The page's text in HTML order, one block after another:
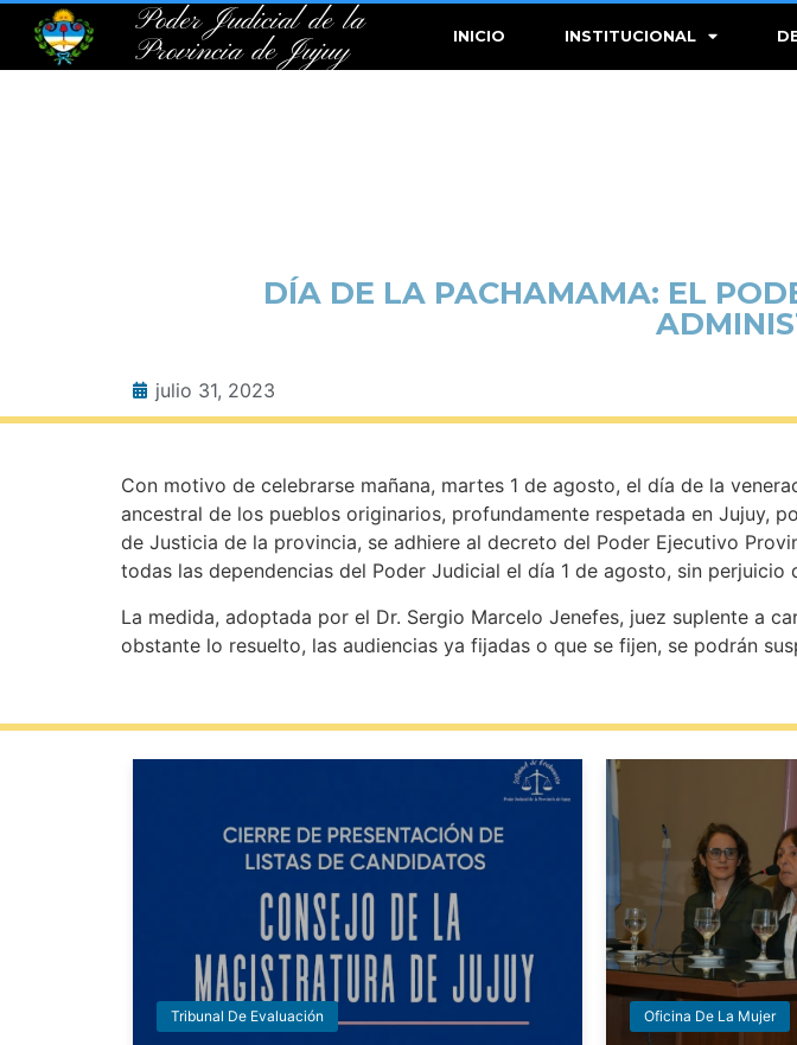
Poder Judicial de la
Provincia de Jujuy
INICIO INSTITUCIONAL
DÍA DE LA PACHAMAMA: EL
julio 31, 2023
Con motivo de celebrarse mañana, martes 1 de agosto, el día de la
ancestral de los pueblos originarios, profundamente respetada en Jujuy,
de Justicia de la provincia, se adhiere al decreto del Poder Ejecutivo
todas las dependencias del Poder Judicial el día 1 de agosto, sin
La medida, adoptada por el Dr. Sergio Marcelo Jenefes, juez suplente a
obstante lo resuelto, las audiencias ya fijadas o que se fijen, se podrán
Tribunal De Evaluación Oficina De La Mujer